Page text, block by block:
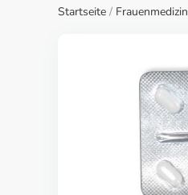
Startseite / Frauenmedizin